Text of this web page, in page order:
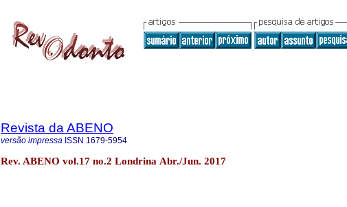
Revista da ABENO
versão impressa ISSN 1679-5954
Rev. ABENO vol.17 no.2 Londrina Abr./Jun. 2017